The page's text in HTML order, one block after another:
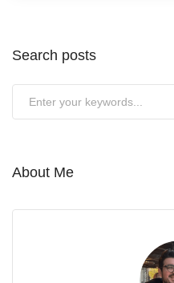
Search posts
About Me